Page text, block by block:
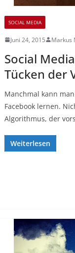
SOCIAL MEDIA
Juni 24, 2015 Markus
Social
Tücken der
Manchmal kann
Facebook lernen.
Algorithmus, der
Weiterlesen